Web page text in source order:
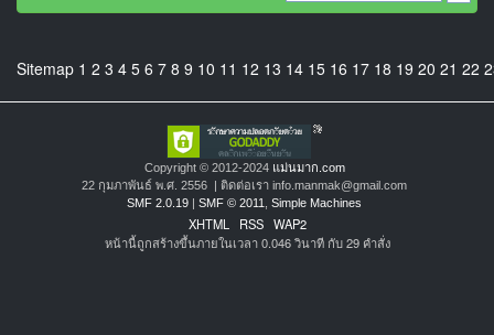
Sitemap 1 2 3 4 5 6 7 8 9 10 11 12 13 14 15 16 17 18 19 20 21 22
Copyright © 2012-2024 แม่นมาก.com
22 กุมภาพันธ์ พ.ศ. 2556 | ติดต่อเรา info.manmak@gmail.com
SMF 2.0.19 | SMF © 2011 Simple Machines
XHTML RSS WAP2
หน้านี้ถูกสร้างขึ้นภายในเวลา 0.046 วินาที กับ 29 คำสั่ง